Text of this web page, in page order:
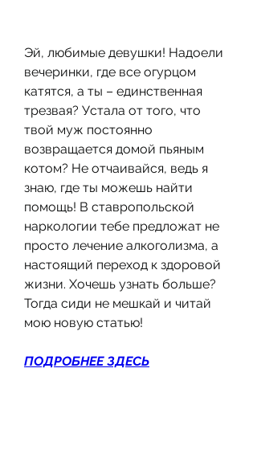
Эй, любимые девушки! Надоели
вечеринки, где все огурцом
катятся, а ты – единственная
трезвая? Устала от того, что
твой муж постоянно
возвращается домой пьяным
котом? Не отчаивайся, ведь я
знаю, где ты можешь найти
помощь! В ставропольской
наркологии тебе предложат не
просто лечение алкоголизма, а
настоящий переход к здоровой
жизни. Хочешь узнать больше?
Тогда сиди не мешкай и читай
мою новую статью!
ПОДРОБНЕЕ ЗДЕСЬ